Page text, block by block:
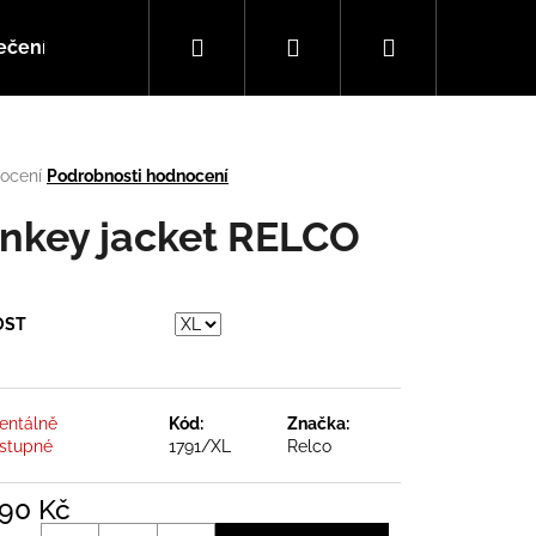
Hudba
Hledat PřihlášeníNákupní
Podrobnosti hodnocení
jacket RELCO
Kód:
1791/XL
Značka:
Relco
Kč
Následující